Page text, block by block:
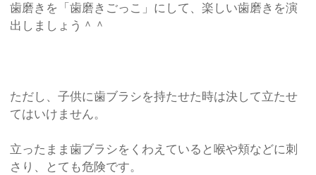
歯磨きを「歯磨きごっこ」にして、楽しい歯磨きを演
出しましょう＾＾
ただし、子供に歯ブラシを持たせた時は決して立たせ
てはいけません。
立ったまま歯ブラシをくわえていると喉や頬などに刺
さり、とても危険です。